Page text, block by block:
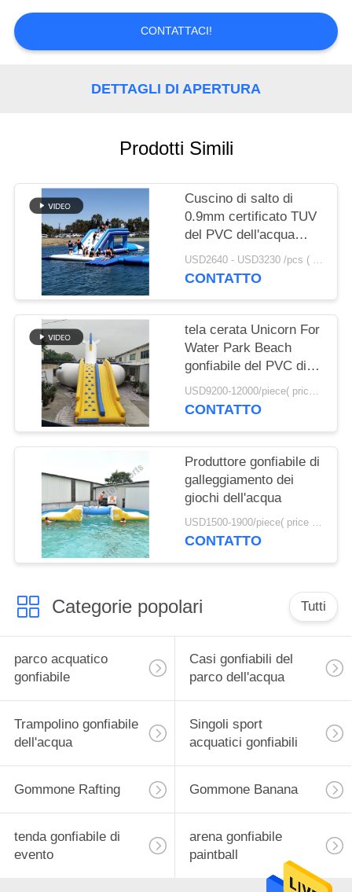
RICHIEDA
CITAZIONE
SITO
PRIVACY
POLICY
CONTATTACI!
DETTAGLI DI APERTURA
Prodotti Simili
Cuscino di salto di
0.9mm certificato TUV
del PVC dell'acqua
gonfiabile UV anti-
della tela cerata da
USD2640 - USD3230 /pcs ( price just for reference, detailed prices need to be confirmed） MOQ:1PC
CONTATTO
tela cerata Unicorn For
Water Park Beach
gonfiabile del PVC di
0.9mm
USD9200-12000/piece( price just for reference, detailed prices need to be confirmed) MOQ:1PC
CONTATTO
Produttore gonfiabile di
galleggiamento dei
giochi dell'acqua
USD1500-1900/piece( price just for reference, detailed prices need to be confirmed) MOQ:1PC
CONTATTO
Categorie popolari Tutti
parco acquatico
gonfiabile
Casi gonfiabili del
parco dell'acqua
Trampolino gonfiabile
dell'acqua
Singoli sport
acquatici gonfiabili
Gommone Rafting Gommone Banana
tenda gonfiabile di
evento
arena gonfiabile
paintball